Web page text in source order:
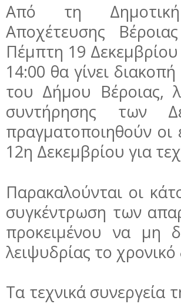
Από τη Δημοτική
Αποχέτευσης
Πέμπτη 19
14:00 θα γίνει
του Δήμου Βέροιας,
συντήρησης των
πραγματοποιηθούν οι
12η Δεκεμβρίου για
Παρακαλούνται οι
συγκέντρωση των
προκειμένου να μη
λειψυδρίας το
Τα τεχνικά συνεργεία